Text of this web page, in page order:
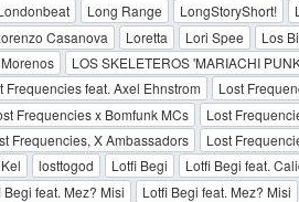
Long Range LongStoryShort!
Casanova Loretta Lori Spee Los
LOS SKELETEROS 'MARIACHI
Frequencies feat. Axel Ehnstrom Lost
Frequencies x Bomfunk MCs Lost
Frequencies, X Ambassadors Lost
losttogod Lotfi Begi Lotfi Begi feat.
Begi feat. Mez? Misi Lotfi Begi feat. Mez? Misi